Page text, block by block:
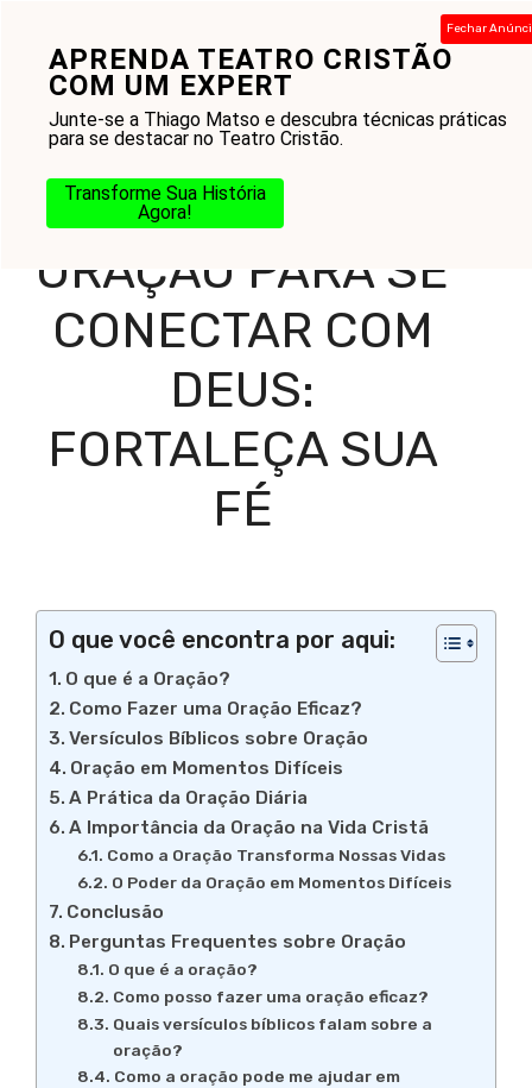
APRENDA TEATRO CRISTÃO
COM UM EXPERT
Junte-se a Thiago Matso e descubra técnicas práticas
para se destacar no Teatro Cristão.
Transforme Sua História
Agora!
Fechar
conteúdo
Home-Blog-Práticas Cristãs-Oração
Conectar com Deus: Fortaleça Sua Fé
ORAÇÃO PARA SE
CONECTAR COM
DEUS:
FORTALEÇA SUA
FÉ
O que você encontra por aqui:
O que é a Oração?
Como Fazer uma Oração Eficaz?
Versículos Bíblicos sobre Oração
Oração em Momentos Difíceis
A Prática da Oração Diária
A Importância da Oração na Vida Cristã
Como a Oração Transforma Nossas Vidas
O Poder da Oração em Momentos Difíceis
Conclusão
Perguntas Frequentes sobre Oração
O que é a oração?
Como posso fazer uma oração eficaz?
Quais versículos bíblicos falam sobre a
oração?
Como a oração pode me ajudar em